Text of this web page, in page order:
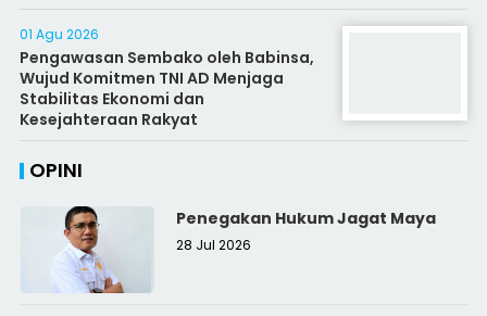
01 Agu 2026
Pengawasan Sembako oleh Babinsa,
Wujud Komitmen TNI AD Menjaga
Stabilitas Ekonomi dan
Kesejahteraan Rakyat
OPINI
Penegakan Hukum Jagat Maya
28 Jul 2026